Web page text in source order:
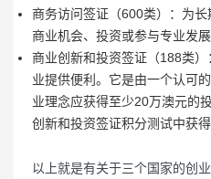
商务访问签证（600类）：为
商业机会、投资或参与专业发展
商业创新和投资签证（188类
业提供便利。它是由一个认可
业理念应获得至少20万澳元的
创新和投资签证积分测试中获得
以上就是有关于三个国家的创